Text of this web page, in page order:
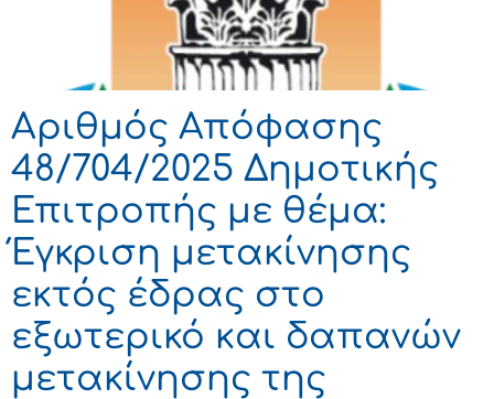
Αριθμός Απόφασης
48/704/2025 Δημοτικής
Επιτροπής με θέμα:
Έγκριση μετακίνησης
εκτός έδρας στο
εξωτερικό και δαπανών
μετακίνησης της